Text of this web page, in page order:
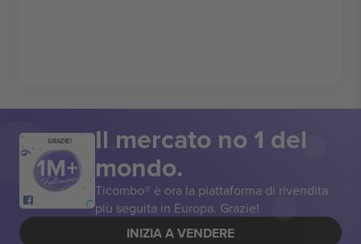
GRAZIE! Il mercato no 1 del
mondo.
Ticombo® è ora la piattaforma di rivendita
più seguita in Europa. Grazie!
INIZIA A VENDERE